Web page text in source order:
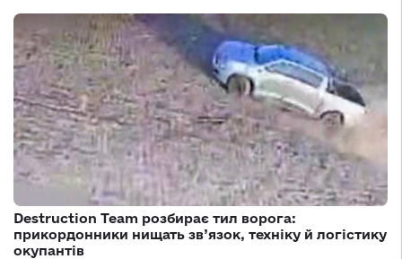
Destruction Team розбирає тил ворога:
прикордонники нищать зв’язок, техніку й логістику
окупантів